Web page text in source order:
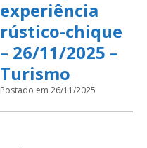
experiência
rústico-chique
– 26/11/2025 –
Turismo
Postado em 26/11/2025